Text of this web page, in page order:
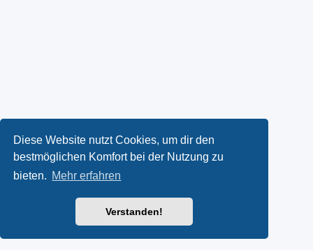
Diese Website nutzt Cookies, um dir den
bestmöglichen Komfort bei der Nutzung zu
bieten. Mehr erfahren
Verstanden!